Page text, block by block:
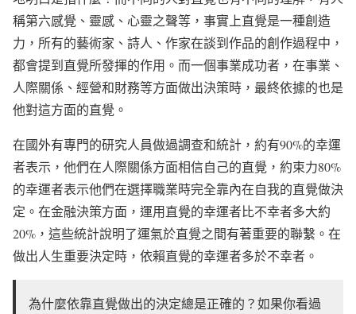
稱第六感覺、靈感、心靈之聲等，事實上直覺是一種創造
力，所有的藝術家、詩人、作家在談到作品的創作過程中，
都會提到直覺所發揮的作用。而一個事業成功者，在事業、
人際關係、經營和財務等方面做出決策時，最終依據的也是
他對這方面的直覺。
在國外有專門的研究人員做過調查和統計，約有90%的幸運
者表示，他們在人際關係方面相信自己的直覺，約束力80%
的幸運者表示他們在選擇職業時完全靠內在自我的直覺做決
定。在金融決策方面，運用直覺的幸運者比不幸者多大約
20%，這些統計說明了運氣於直覺之間有著重要的聯繫。在
做出人生重要決定時，依賴直覺的幸運者多於不幸者。
為什麼依靠直覺做出的決定總是正確的？如果你看過